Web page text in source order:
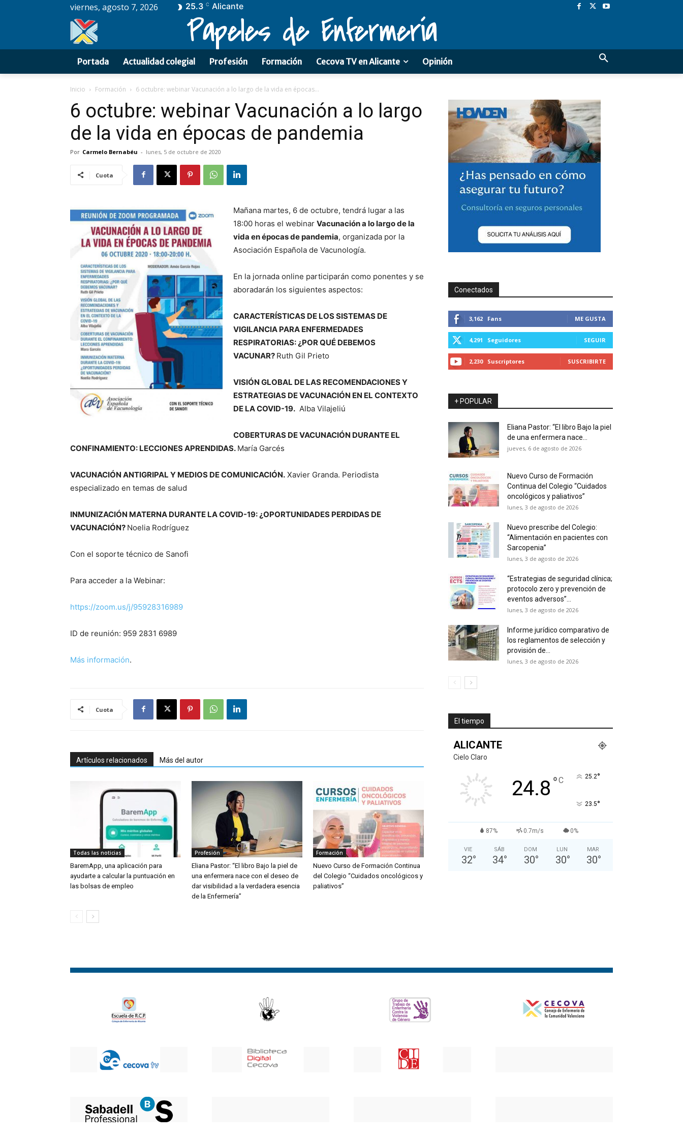
viernes, agosto 7, 2026 25.3 C Alicante
Papeles de Enfermería
Portada Actualidad colegial Profesión Formación Cecova TV en Alicante Opinión
Inicio Formación 6 octubre: webinar Vacunación a lo largo de la vida en épocas...
6 octubre: webinar Vacunación a lo largo
de la vida en épocas de pandemia
Por Carmelo Bernabéu - lunes, 5 de octubre de 2020
Cuota
Mañana martes, 6 de octubre, tendrá lugar a las
18:00 horas el webinar Vacunación a lo largo de la
vida en épocas de pandemia, organizada por la
Asociación Española de Vacunología.
En la jornada online participarán como ponentes y se
aboradarán los siguientes aspectos:
CARACTERÍSTICAS DE LOS SISTEMAS DE
VIGILANCIA PARA ENFERMEDADES
RESPIRATORIAS: ¿POR QUÉ DEBEMOS
VACUNAR? Ruth Gil Prieto
VISIÓN GLOBAL DE LAS RECOMENDACIONES Y
ESTRATEGIAS DE VACUNACIÓN EN EL CONTEXTO
DE LA COVID-19. Alba Vilajeliú
COBERTURAS DE VACUNACIÓN DURANTE EL
CONFINAMIENTO: LECCIONES APRENDIDAS. María Garcés
VACUNACIÓN ANTIGRIPAL Y MEDIOS DE COMUNICACIÓN. Xavier Granda. Periodista
especializado en temas de salud
INMUNIZACIÓN MATERNA DURANTE LA COVID-19: ¿OPORTUNIDADES PERDIDAS DE
VACUNACIÓN? Noelia Rodríguez
Con el soporte técnico de Sanofi
Para acceder a la Webinar:
https://zoom.us/j/95928316989
ID de reunión: 959 2831 6989
Más información.
Cuota
Artículos relacionados Más del autor
Todas las noticias
BaremApp, una aplicación para
ayudarte a calcular la puntuación en
las bolsas de empleo
Profesión
Eliana Pastor: “El libro Bajo la piel de
una enfermera nace con el deseo de
dar visibilidad a la verdadera esencia
de la Enfermería”
Formación
Nuevo Curso de Formación Continua
del Colegio “Cuidados oncológicos y
paliativos”
Conectados
3,162 Fans ME GUSTA
4,291 Seguidores SEGUIR
2,230 Suscriptores SUSCRIBIRTE
+ POPULAR
Eliana Pastor: “El libro Bajo la piel
de una enfermera nace...
jueves, 6 de agosto de 2026
Nuevo Curso de Formación
Continua del Colegio “Cuidados
oncológicos y paliativos”
lunes, 3 de agosto de 2026
Nuevo prescribe del Colegio:
“Alimentación en pacientes con
Sarcopenia”
lunes, 3 de agosto de 2026
“Estrategias de seguridad clínica;
protocolo zero y prevención de
eventos adversos”...
lunes, 3 de agosto de 2026
Informe jurídico comparativo de
los reglamentos de selección y
provisión de...
lunes, 3 de agosto de 2026
El tiempo
ALICANTE
Cielo Claro
24.8 °C 25.2°
23.5°
87% 0.7m/s 0%
VIE
32°
SÁB
34°
DOM
30°
LUN
30°
MAR
30°